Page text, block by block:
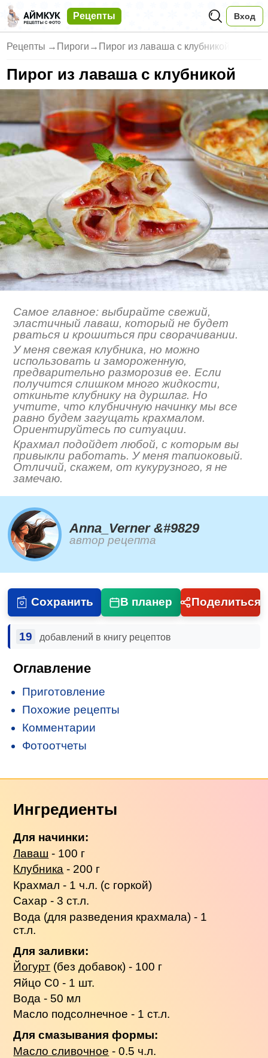
Рецепты Вход
Рецепты → Пироги → Пирог из лаваша с клубникой
Пирог из лаваша с клубникой
Самое главное: выбирайте свежий,
эластичный лаваш, который не будет
рваться и крошиться при сворачивании.
У меня свежая клубника, но можно
использовать и замороженную,
предварительно разморозив ее. Если
получится слишком много жидкости,
откиньте клубнику на дуршлаг. Но
учтите, что клубничную начинку мы все
равно будем загущать крахмалом.
Ориентируйтесь по ситуации.
Крахмал подойдет любой, с которым вы
привыкли работать. У меня тапиоковый.
Отличий, скажем, от кукурузного, я не
замечаю.
Anna_Verner &#9829
автор рецепта
Сохранить В планер Поделиться
19 добавлений в книгу рецептов
Оглавление
Приготовление
Похожие рецепты
Комментарии
Фотоотчеты
Ингредиенты
Для начинки:
Лаваш - 100 г
Клубника - 200 г
Крахмал - 1 ч.л. (с горкой)
Сахар - 3 ст.л.
Вода (для разведения крахмала) - 1
ст.л.
Для заливки:
Йогурт (без добавок) - 100 г
Яйцо С0 - 1 шт.
Вода - 50 мл
Масло подсолнечное - 1 ст.л.
Для смазывания формы:
Масло сливочное - 0.5 ч.л.